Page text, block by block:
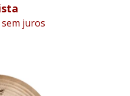
sem juros